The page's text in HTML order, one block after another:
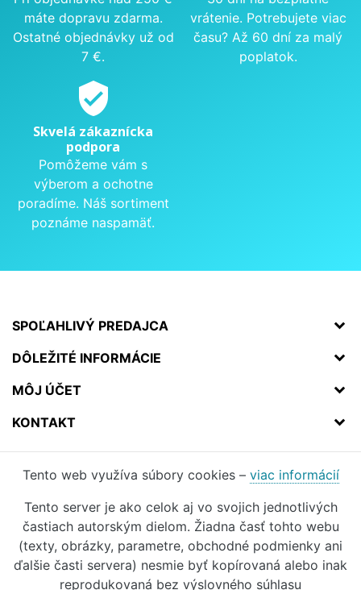
máte dopravu zdarma.
Ostatné objednávky už od
7 €.
vrátenie. Potrebujete viac
času? Až 60 dní za malý
poplatok.
verified_user
Skvelá zákaznícka
podpora
Pomôžeme vám s
výberom a ochotne
poradíme. Náš sortiment
poznáme naspamäť.
SPOĽAHLIVÝ PREDAJCA
DÔLEŽITÉ INFORMÁCIE
MÔJ ÚČET
KONTAKT
Tento web využíva súbory cookies – viac informácií
Tento server je ako celok aj vo svojich jednotlivých
častiach autorským dielom. Žiadna časť tohto webu
(texty, obrázky, parametre, obchodné podmienky ani
ďalšie časti servera) nesmie byť kopírovaná alebo inak
reprodukovaná bez výslovného súhlasu